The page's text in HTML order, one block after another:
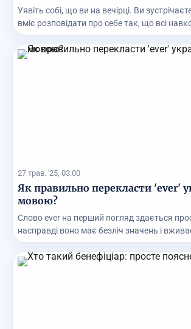
Уявіть собі, що ви на вечірці. Ви
вміє розповідати про себе так, що всі
27 трав. '25, 03:00
Як правильно перекласти 'ever'
мовою?
Слово ever на перший погляд здається
насправді воно має безліч значень і